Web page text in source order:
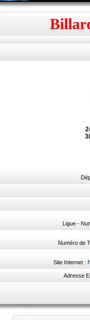
Ligue -
Numéro de
Site Internet :
Adresse